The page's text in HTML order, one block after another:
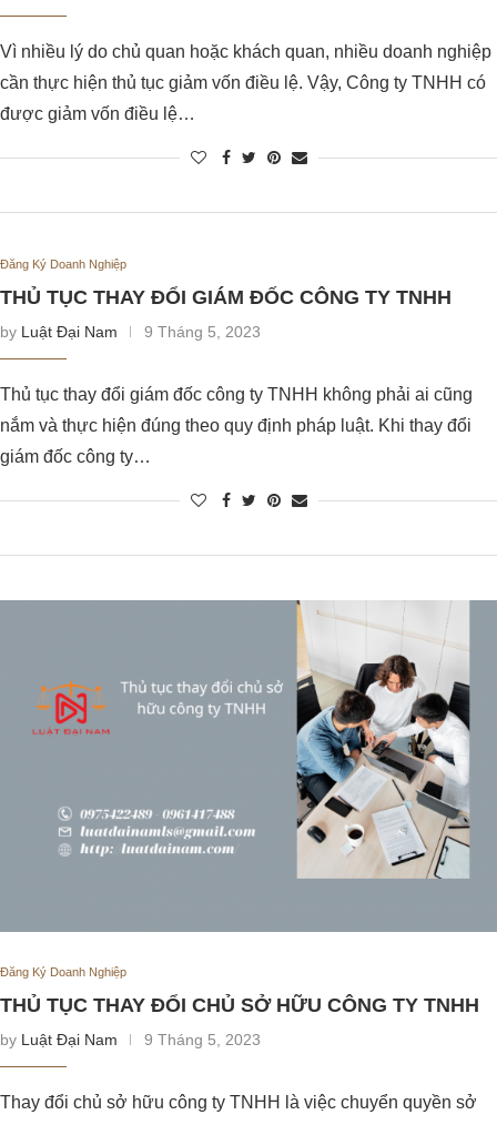
Vì nhiều lý do chủ quan hoặc khách quan, nhiều doanh nghiệp
cần thực hiện thủ tục giảm vốn điều lệ. Vậy, Công ty TNHH có
được giảm vốn điều lệ…
Đăng Ký Doanh Nghiệp
THỦ TỤC THAY ĐỔI GIÁM ĐỐC CÔNG TY TNHH
by Luật Đại Nam 9 Tháng 5, 2023
Thủ tục thay đổi giám đốc công ty TNHH không phải ai cũng
nắm và thực hiện đúng theo quy định pháp luật. Khi thay đổi
giám đốc công ty…
Đăng Ký Doanh Nghiệp
THỦ TỤC THAY ĐỔI CHỦ SỞ HỮU CÔNG TY TNHH
by Luật Đại Nam 9 Tháng 5, 2023
Thay đổi chủ sở hữu công ty TNHH là việc chuyển quyền sở